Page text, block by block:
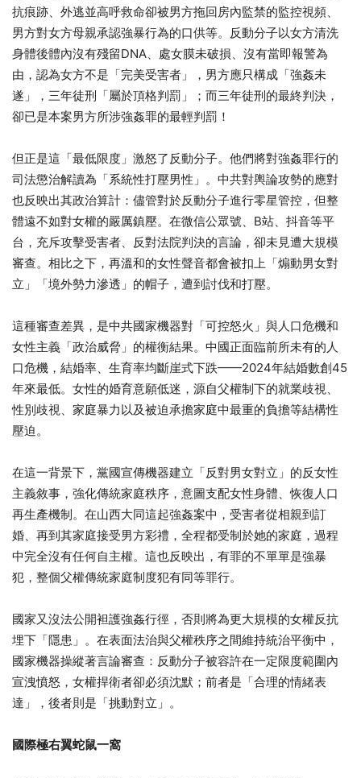
抗痕跡、外逃並高呼救命卻被男方拖回房內監禁的監控視頻、
男方對女方母親承認強暴行為的口供等。反動分子以女方清洗
身體後體內沒有殘留DNA、處女膜未破損、沒有當即報警為
由，認為女方不是「完美受害者」，男方應只構成「強姦未
遂」，三年徒刑「屬於頂格判罰」；而三年徒刑的最終判決，
卻已是本案男方所涉強姦罪的最輕判罰！
但正是這「最低限度」激怒了反動分子。他們將對強姦罪行的
司法懲治解讀為「系統性打壓男性」。中共對輿論攻勢的應對
也反映出其政治算計：儘管對於反動分子進行零星管控，但整
體遠不如對女權的嚴厲鎮壓。在微信公眾號、B站、抖音等平
台，充斥攻擊受害者、反對法院判決的言論，卻未見遭大規模
審查。相比之下，再溫和的女性聲音都會被扣上「煽動男女對
立」「境外勢力滲透」的帽子，遭到討伐和打壓。
這種審查差異，是中共國家機器對「可控怒火」與人口危機和
女性主義「政治威脅」的權衡結果。中國正面臨前所未有的人
口危機，結婚率、生育率均斷崖式下跌——2024年結婚數創45
年來最低。女性的婚育意願低迷，源自父權制下的就業歧視、
性別歧視、家庭暴力以及被迫承擔家庭中最重的負擔等結構性
壓迫。
在這一背景下，黨國宣傳機器建立「反對男女對立」的反女性
主義敘事，強化傳統家庭秩序，意圖支配女性身體、恢復人口
再生產機制。在山西大同這起強姦案中，受害者從相親到訂
婚、再到其家庭接受男方彩禮，全程都受制於她的家庭，過程
中完全沒有任何自主權。這也反映出，有罪的不單單是強暴
犯，整個父權傳統家庭制度犯有同等罪行。
國家又沒法公開袒護強姦行徑，否則將為更大規模的女權反抗
埋下「隱患」。在表面法治與父權秩序之間維持統治平衡中，
國家機器操縱著言論審查：反動分子被容許在一定限度範圍內
宣洩憤怒，女權捍衛者卻必須沈默；前者是「合理的情緒表
達」，後者則是「挑動對立」。
國際極右翼蛇鼠一窩